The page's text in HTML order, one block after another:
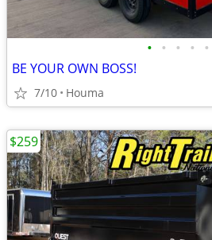
• • • • •
BE YOUR OWN BOSS!
7/10 Houma
$259